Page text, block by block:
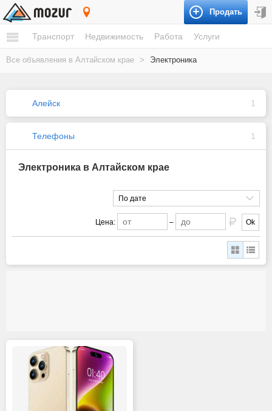
Продать
Транспорт Недвижимость Работа Услуги
Все объявления в Алтайском крае > Электроника
Алейск 1
Телефоны 1
Электроника в Алтайском крае
По дате
Цена: – Ok